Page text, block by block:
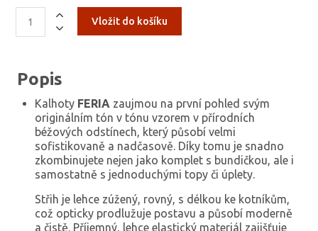
Popis
Kalhoty FERIA zaujmou na první pohled svým
originálním tón v tónu vzorem v přírodních
béžových odstínech, který působí velmi
sofistikovaně a nadčasově. Díky tomu je snadno
zkombinujete nejen jako komplet s bundičkou, ale i
samostatně s jednoduchými topy či úplety.
Střih je lehce zúžený, rovný, s délkou ke kotníkům,
což opticky prodlužuje postavu a působí moderně
a čistě. Příjemný, lehce elastický materiál zajišťuje